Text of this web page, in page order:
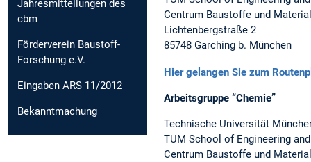
Jahresmitteilungen des
cbm
Förderverein Baustoff-
Forschung e.V.
Eingaben ARS 11/2012
Bekanntmachung
Centrum Baustoffe und
Lichtenbergstraße 2
85748 Garching b. München
Hier gelangen Sie zum
Arbeitsgruppe “Chemie”
Technische Universität
TUM School of Engineering
Centrum Baustoffe und